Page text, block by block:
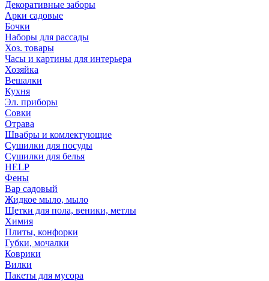
Декоративные заборы
Арки садовые
Бочки
Наборы для рассады
Хоз. товары
Часы и картины для интерьера
Хозяйка
Вешалки
Кухня
Эл. приборы
Совки
Отрава
Швабры и комлектующие
Сушилки для посуды
Сушилки для белья
HELP
Фены
Вар садовый
Жидкое мыло, мыло
Щетки для пола, веники, метлы
Химия
Плиты, конфорки
Губки, мочалки
Коврики
Вилки
Пакеты для мусора